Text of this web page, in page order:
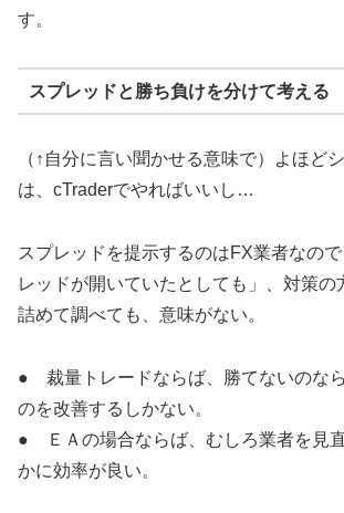
す。
スプレッドと勝ち負けを分けて考える
（↑自分に言い聞かせる意味で）よほど
は、cTraderでやればいいし…
スプレッドを提示するのはFX業者なの
レッドが開いていたとしても」、対策の
詰めて調べても、意味がない。
● 裁量トレードならば、勝てないのな
のを改善するしかない。
● ＥＡの場合ならば、むしろ業者を見
かに効率が良い。